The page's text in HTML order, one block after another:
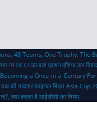
48 Teams, One Trophy: The
पर BCCI का बड़ा एक्शनएशिया कप
a Once-in-a-Century
की यादगार फाइनल भिंड़तAsia Cup
क्या कहता है आईसीसी का नियम